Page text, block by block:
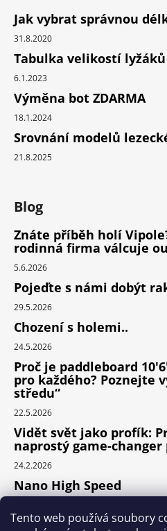
Tento web používá soubory
Jak vybrat správnou
31.8.2020
Tabulka velikostí lyžáků
6.1.2023
Výměna bot ZDARMA
18.1.2024
Srovnání modelů
21.8.2025
Blog
Znáte příběh holí
rodinná firma válcuje
5.6.2026
Pojeďte s námi dobýt
29.5.2026
Chození s holemi..
24.5.2026
Proč je paddleboard
pro každého? Poznejte
středu“
22.5.2026
Vidět svět jako profík:
naprostý game-
24.2.2026
Nano High Speed
Nejlepší cyklodoplňky v